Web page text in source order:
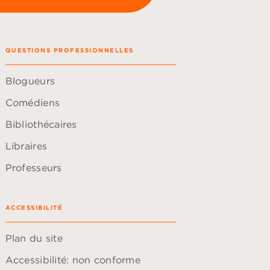
QUESTIONS PROFESSIONNELLES
Blogueurs
Comédiens
Bibliothécaires
Libraires
Professeurs
ACCESSIBILITÉ
Plan du site
Accessibilité: non conforme